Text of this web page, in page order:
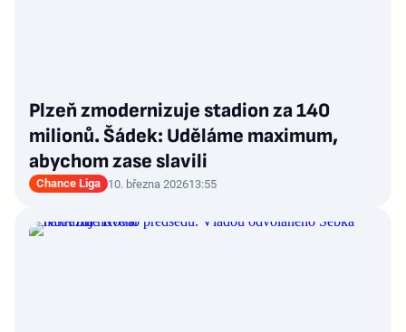
Plzeň zmodernizuje stadion za 140
milionů. Šádek: Uděláme maximum,
abychom zase slavili
Chance Liga 10. března 202613:55